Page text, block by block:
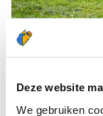
Deze website
We gebruiken
HOE ZIET JE
het depot in